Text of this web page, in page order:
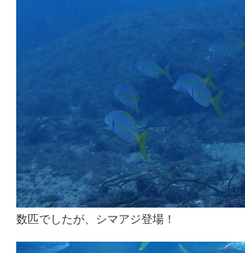
数匹でしたが、シマアジ登場！